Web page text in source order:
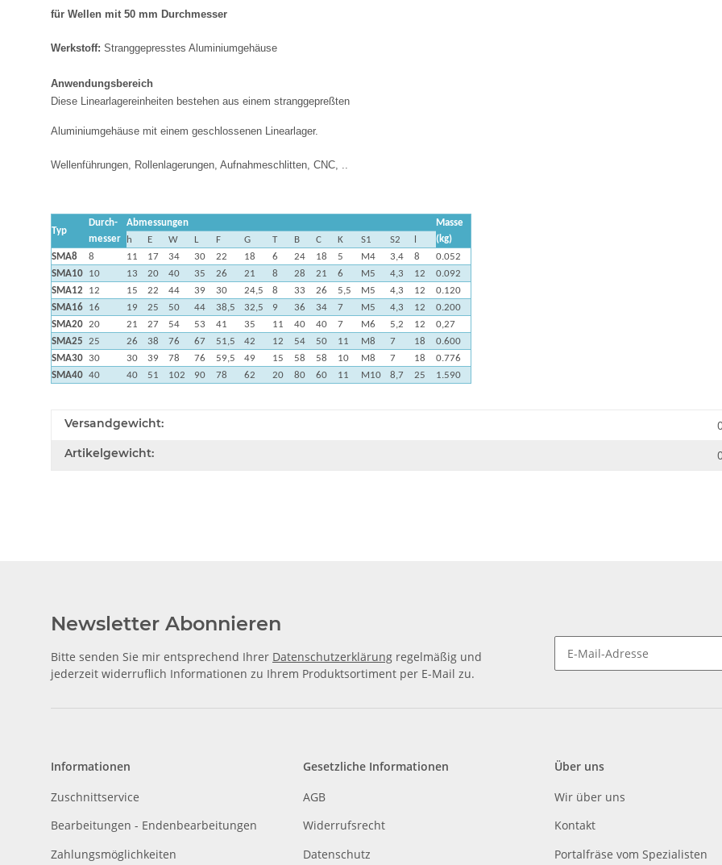
für Wellen mit 50 mm Durchmesser
Werkstoff: Stranggepresstes Aluminiumgehäuse
Anwendungsbereich
Diese Linearlagereinheiten bestehen aus einem stranggepreßten
Aluminiumgehäuse mit einem geschlossenen Linearlager.
Wellenführungen, Rollenlagerungen, Aufnahmeschlitten, CNC, ..
Typ
Durch-
messer
Abmessungen
Masse
h
E W L F G T B C K S1 S2
(kg)
SMA8
8 11 17 34 30 22 18 6 24 18 5 M4 3,4 8
0.052
SMA10
10 13 20 40 35 26 21 8 28 21 6 M5 4,3 12
0.092
SMA12
12 15 22 44 39 30 24,5 8 33 26 5,5 M5 4,3 12
0.120
SMA16
16 19 25 50 44 38,5 32,5 9 36 34 7 M5 4,3 12
0.200
SMA20
20 21 27 54 53 41 35 11 40 40 7 M6 5,2 12
0,27
SMA25
25 26 38 76 67 51,5 42 12 54 50 11 M8 7 18
0.600
SMA30
30 30 39 78 76 59,5 49 15 58 58 10 M8 7 18
0.776
SMA40 40 40 51 102 90 78 62 20 80 60 11 M10 8,7 25 1.590
Versandgewicht:
Artikelgewicht:
Newsletter Abonnieren
Bitte senden Sie mir entsprechend Ihrer Datenschutzerklärung regelmäßig und
jederzeit widerruflich Informationen zu Ihrem Produktsortiment per E-Mail zu.
Informationen
Zuschnittservice
Bearbeitungen - Endenbearbeitungen
Zahlungsmöglichkeiten
Gesetzliche Informationen
AGB
Widerrufsrecht
Datenschutz
Über uns
Wir über uns
Kontakt
Portalfräse vom Spezialisten